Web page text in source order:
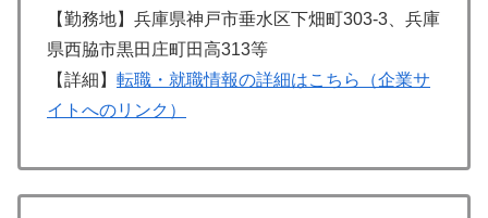
【勤務地】兵庫県神戸市垂水区下畑町303-3、兵庫
県西脇市黒田庄町田高313等
【詳細】 転職・就職情報の詳細はこちら（企業サ
イトへのリンク）